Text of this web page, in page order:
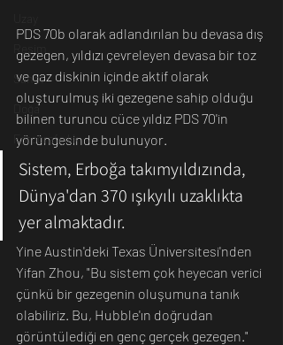
Sanat
Doğa
Fotoğrafçılık
PDS 70b olarak adlandırılan bu devasa dış
gezegen, yıldızı çevreleyen devasa bir toz
ve gaz diskinin içinde aktif olarak
oluşturulmuş iki gezegene sahip olduğu
bilinen turuncu cüce yıldız PDS 70'in
yörüngesinde bulunuyor.
Sistem, Erboğa takımyıldızında,
Dünya'dan 370 ışıkyılı uzaklıkta
yer almaktadır.
Yine Austin'deki Texas Üniversitesi'nden
Yifan Zhou, "Bu sistem çok heyecan verici
çünkü bir gezegenin oluşumuna tanık
olabiliriz. Bu, Hubble'ın doğrudan
görüntülediği en genç gerçek gezegen."